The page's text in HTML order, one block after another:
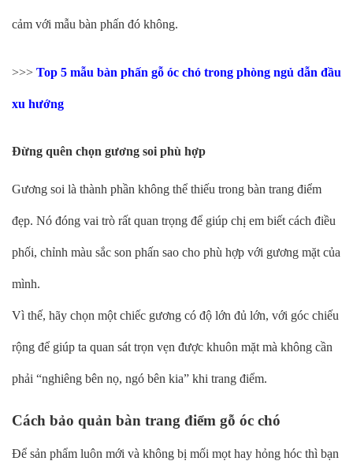
cảm với mẫu bàn phấn đó không.
>>> Top 5 mẫu bàn phấn gỗ óc chó trong phòng ngủ dẫn đầu
xu hướng
Đừng quên chọn gương soi phù hợp
Gương soi là thành phần không thể thiếu trong bàn trang điểm
đẹp. Nó đóng vai trò rất quan trọng để giúp chị em biết cách điều
phối, chỉnh màu sắc son phấn sao cho phù hợp với gương mặt của
mình.
Vì thế, hãy chọn một chiếc gương có độ lớn đủ lớn, với góc chiếu
rộng để giúp ta quan sát trọn vẹn được khuôn mặt mà không cần
phải “nghiêng bên nọ, ngó bên kia” khi trang điểm.
Cách bảo quản bàn trang điểm gỗ óc chó
Để sản phẩm luôn mới và không bị mối mọt hay hỏng hóc thì bạn